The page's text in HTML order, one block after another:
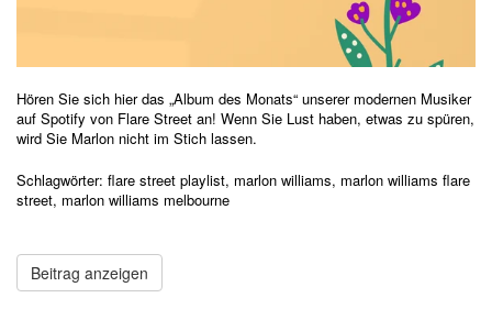
Hören Sie sich hier das „Album des Monats“ unserer modernen Musiker
auf Spotify von Flare Street an! Wenn Sie Lust haben, etwas zu spüren,
wird Sie Marlon nicht im Stich lassen.
Schlagwörter: flare street playlist, marlon williams, marlon williams flare
street, marlon williams melbourne
Beitrag anzeigen